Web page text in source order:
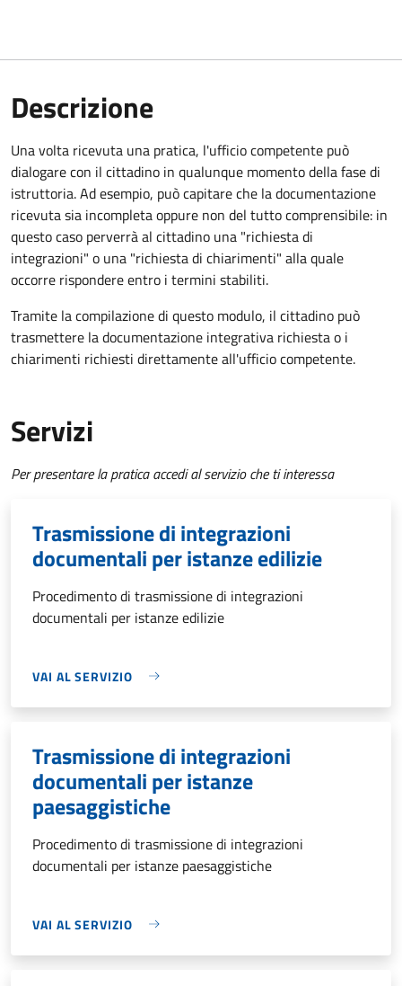
Descrizione
Una volta ricevuta una pratica, l'ufficio competente può
dialogare con il cittadino in qualunque momento della fase di
istruttoria. Ad esempio, può capitare che la documentazione
ricevuta sia incompleta oppure non del tutto comprensibile: in
questo caso perverrà al cittadino una "richiesta di
integrazioni" o una "richiesta di chiarimenti" alla quale
occorre rispondere entro i termini stabiliti.
Tramite la compilazione di questo modulo, il cittadino può
trasmettere la documentazione integrativa richiesta o i
chiarimenti richiesti direttamente all'ufficio competente.
Servizi
Per presentare la pratica accedi al servizio che ti interessa
Trasmissione di integrazioni
documentali per istanze edilizie
Procedimento di trasmissione di integrazioni
documentali per istanze edilizie
VAI AL SERVIZIO
Trasmissione di integrazioni
documentali per istanze
paesaggistiche
Procedimento di trasmissione di integrazioni
documentali per istanze paesaggistiche
VAI AL SERVIZIO